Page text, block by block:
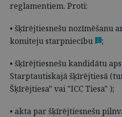
reglamentiem. Proti:
• šķīrējtiesnešu nozīmēšanu
komiteju starpniecību
2 ;
• šķīrējtiesnešu kandidātu
Starptautiskajā šķīrējtiesā
Šķīrējtiesa" vai "ICC Tiesa" );
• akta par šķīrējtiesnešu